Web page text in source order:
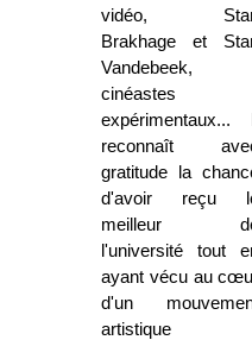
vidéo,
Brakhage et
Vandebeek,
cinéastes
expérimentaux... Il
reconnaît
gratitude la
d'avoir reçu
meilleur
l'université tout
ayant vécu au
d'un
artistique